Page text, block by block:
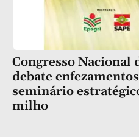
Congresso Nacional
debate
seminário
milho